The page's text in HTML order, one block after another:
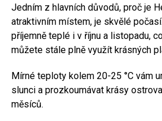
Jedním z hlavních důvodů, proč je
atraktivním místem, je skvělé
příjemně teplé i v říjnu a listopadu,
můžete stále plně využít krásných
Mírné teploty kolem 20-25 °C vám
slunci a prozkoumávat krásy
měsíců.